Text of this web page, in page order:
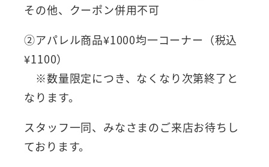
その他、クーポン併用不可
②アパレル商品¥1000均一コーナー（税込
¥1100）
※数量限定につき、なくなり次第終了と
なります。
スタッフ一同、みなさまのご来店お待ちし
ております。